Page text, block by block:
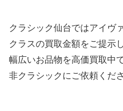
クラシック仙台ではアイヴ
クラスの買取金額をご提示
幅広いお品物を高価買取中
非クラシックにご依頼くださ